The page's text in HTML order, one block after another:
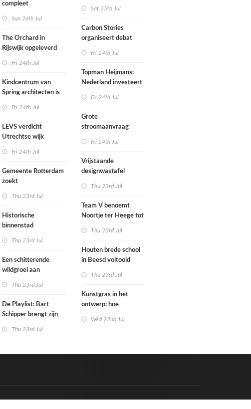
compleet
Sun 26th Jul
The Orchard in
Rijswijk opgeleverd
Fri 24th Jul
Kindcentrum van
Spring architecten is
Fri 24th Jul
LEVS verdicht
Utrechtse wijk
Fri 24th Jul
Gemeente Rotterdam
zoekt
doorrekenen met
CO2-rekenmethode
Thu 23rd Jul
Historische
binnenstad
werelderfgoed
Thu 23rd Jul
Een schitterende
wildgroei aan
Thu 23rd Jul
De Playlist: Bart
Schipper brengt zijn
Thu 23rd Jul
Sat 25th Jul
Carbon Stories
organiseert debat
Fri 24th Jul
Topman Heijmans:
Nederland investeert
Fri 24th Jul
Grote
stroomaanvraag
afgewezen
Fri 24th Jul
Vrijstaande
designwastafel
Thu 23rd Jul
Team V benoemt
Noortje ter Heege tot
Thu 23rd Jul
Houten brede school
in Beesd voltooid
Thu 23rd Jul
Kunstgras in het
ontwerp: hoe
Wed 22nd Jul